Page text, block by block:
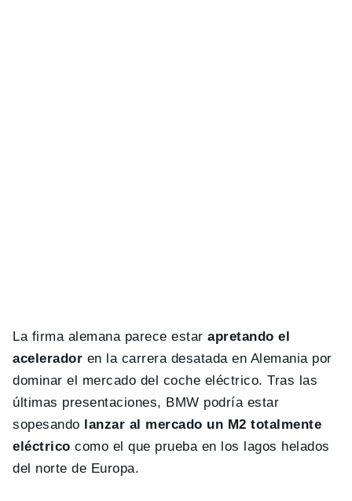
La firma alemana parece estarapretando el
acelerador en la carrera desatada en Alemania por
dominar el mercado del coche eléctrico. Tras las
últimas presentaciones, BMW podría estar
sopesando lanzar al mercado un M2 totalmente
eléctrico como el que prueba en los lagos helados
del norte de Europa.